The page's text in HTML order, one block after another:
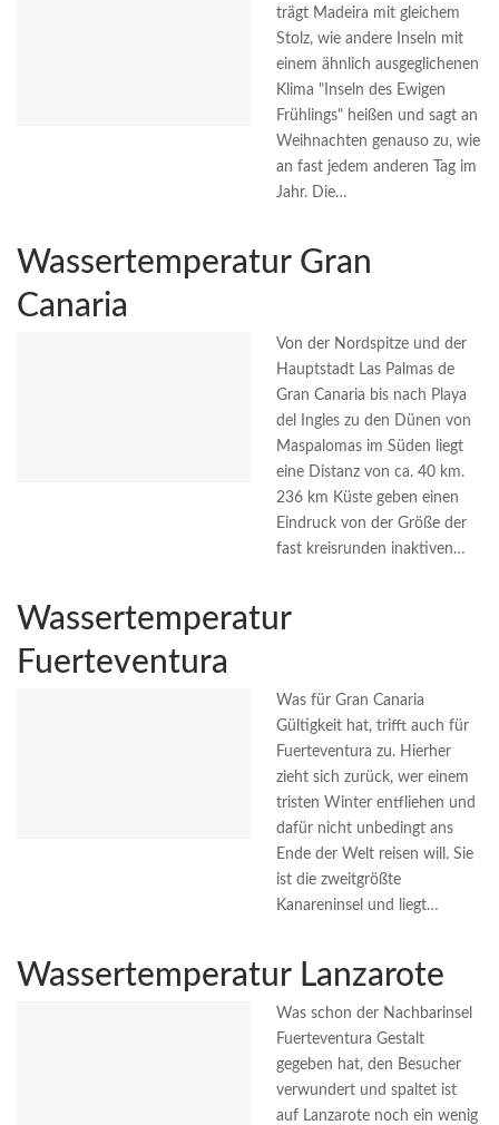
trägt Madeira mit gleichem
Stolz, wie andere Inseln mit
einem ähnlich ausgeglichenen
Klima "Inseln des Ewigen
Frühlings" heißen und sagt an
Weihnachten genauso zu, wie
an fast jedem anderen Tag im
Jahr. Die…
Wassertemperatur Gran
Canaria
Von der Nordspitze und der
Hauptstadt Las Palmas de
Gran Canaria bis nach Playa
del Ingles zu den Dünen von
Maspalomas im Süden liegt
eine Distanz von ca. 40 km.
236 km Küste geben einen
Eindruck von der Größe der
fast kreisrunden inaktiven…
Wassertemperatur
Fuerteventura
Was für Gran Canaria
Gültigkeit hat, trifft auch für
Fuerteventura zu. Hierher
zieht sich zurück, wer einem
tristen Winter entfliehen und
dafür nicht unbedingt ans
Ende der Welt reisen will. Sie
ist die zweitgrößte
Kanareninsel und liegt…
Wassertemperatur Lanzarote
Was schon der Nachbarinsel
Fuerteventura Gestalt
gegeben hat, den Besucher
verwundert und spaltet ist
auf Lanzarote noch ein wenig